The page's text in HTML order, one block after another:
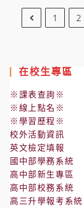
下！
安
全
指
南》
漫
畫
書
線
上
版
獎」
規
定
害
役
電
子
版
宣
導
資
料
Go to the
1 2
在校生專區
※課表查詢※
※線上點名※
※學習歷程※
校外活動資訊
英文檢定填報
國中部學務系統
高中部新生專區
高中部校務系統
高三升學報考系統